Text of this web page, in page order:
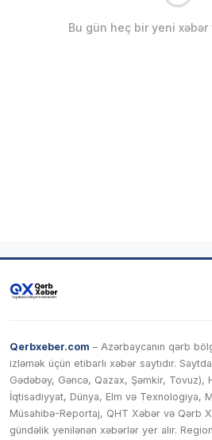
Bu gün heç bir yeni xəbər
Qerbxeber.com – Azərbaycanın qərb
izləmək üçün etibarlı xəbər saytıdır. Saytda
Gədəbəy, Gəncə, Qazax, Şəmkir, Tovuz),
İqtisadiyyat, Dünya, Elm və Texnologiya,
Müsahibə-Reportaj, QHT Xəbər və Qərb
gündəlik yenilənən xəbərlər yer alır.